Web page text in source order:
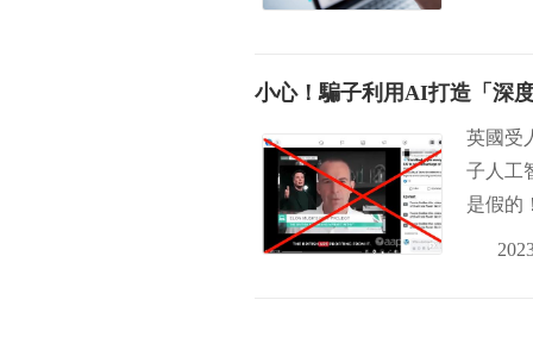
小心！騙子利用AI打造「深
英國受
子人工
是假的